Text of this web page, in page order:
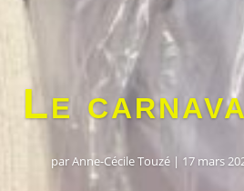
Le
parAnne-Cécile Touzé| 17 mars